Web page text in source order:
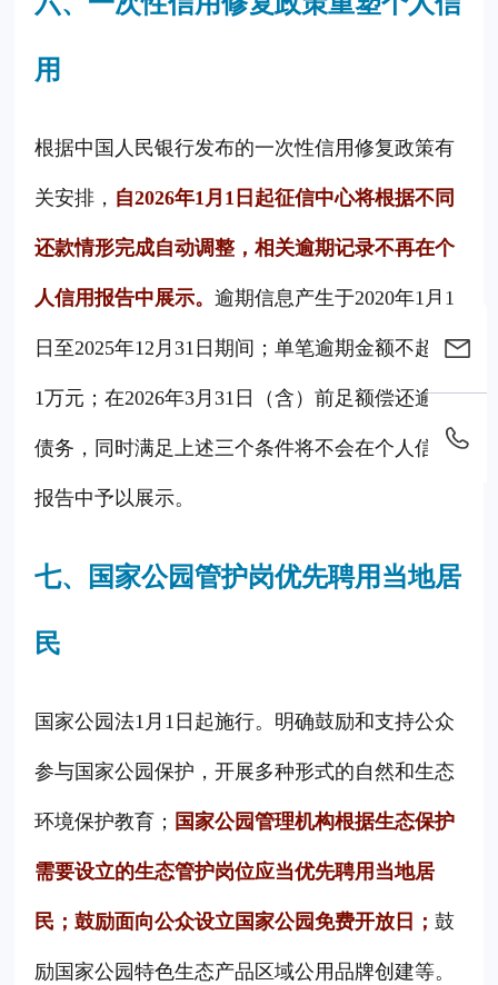
用
根据中国人民银行发布的一次性信用修复政策有
关安排， 自2026年1月1日起征信中心将根据不同
还款情形完成自动调整，相关逾期记录不再在个
人信用报告中展示。逾期信息产生于2020年1月1
日至2025年12月31日期间；单笔逾期金额不超过
1万元；在2026年3月31日（含）前足额偿还逾期
债务，同时满足上述三个条件将不会在个人信用
报告中予以展示。
七、国家公园管护岗优先聘用当地居
民
国家公园法1月1日起施行。明确鼓励和支持公众
参与国家公园保护，开展多种形式的自然和生态
环境保护教育； 国家公园管理机构根据生态保护
需要设立的生态管护岗位应当优先聘用当地居
民；鼓励面向公众设立国家公园免费开放日；鼓
励国家公园特色生态产品区域公用品牌创建等。